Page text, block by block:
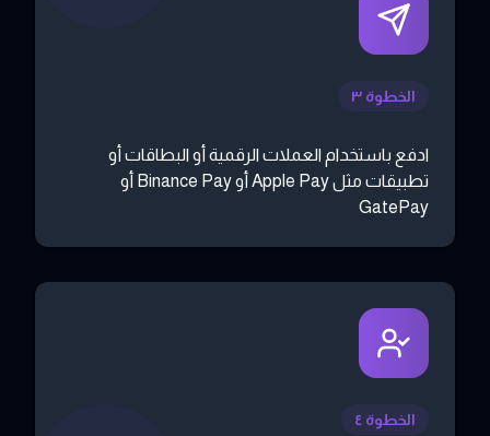
الخطوة ٣
ادفع باستخدام العملات الرقمية أو البطاقات أو
تطبيقات مثل Apple Pay أو Binance Pay أو
GatePay
الخطوة ٤